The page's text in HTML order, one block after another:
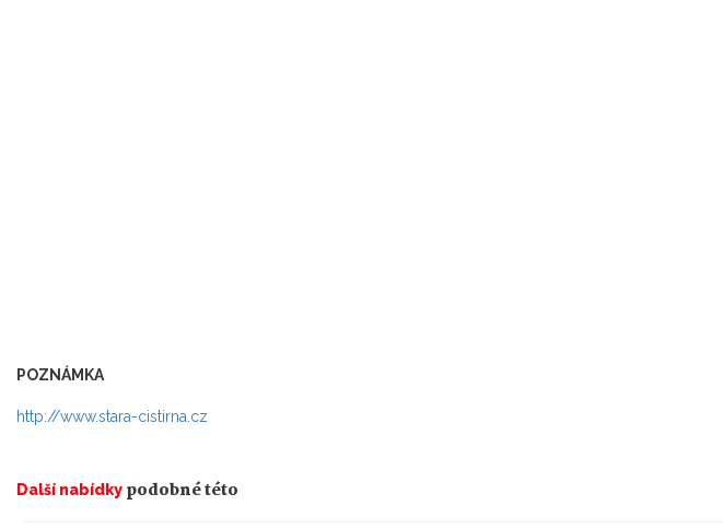
POZNÁMKA
http://www.stara-cistirna.cz
Další nabídky podobné této